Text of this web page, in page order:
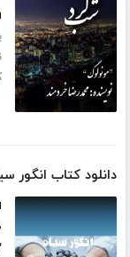
۹
دانلود کتاب انگور